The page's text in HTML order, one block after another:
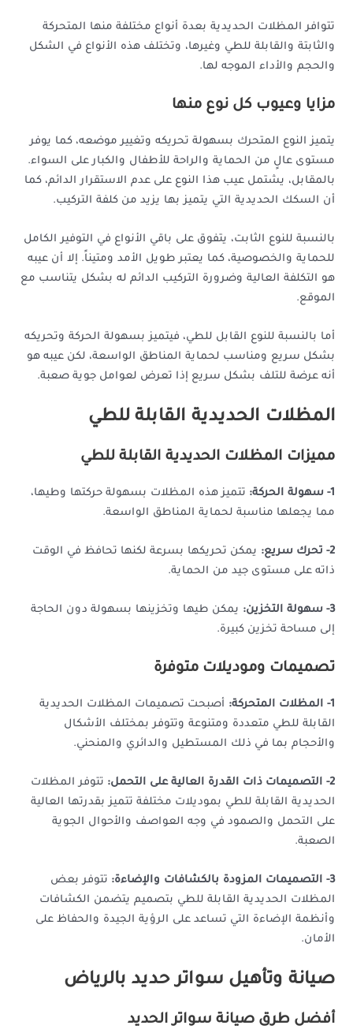
تتوافر المظلات الحديدية بعدة أنواع مختلفة منها المتحركة
والثابتة والقابلة للطي وغيرها، وتختلف هذه الأنواع في الشكل
والحجم والأداء الموجه لها.
مزايا وعيوب كل نوع منها
يتميز النوع المتحرك بسهولة تحريكه وتغيير موضعه، كما يوفر
مستوى عالٍ من الحماية والراحة للأطفال والكبار على السواء.
بالمقابل، يشتمل عيب هذا النوع على عدم الاستقرار الدائم، كما
أن السكك الحديدية التي يتميز بها يزيد من كلفة التركيب.
بالنسبة للنوع الثابت، يتفوق على باقي الأنواع في التوفير الكامل
للحماية والخصوصية، كما يعتبر طويل الأمد ومتيناً. إلا أن عيبه
هو التكلفة العالية وضرورة التركيب الدائم له بشكل يتناسب مع
الموقع.
أما بالنسبة للنوع القابل للطي، فيتميز بسهولة الحركة وتحريكه
بشكل سريع ومناسب لحماية المناطق الواسعة، لكن عيبه هو
أنه عرضة للتلف بشكل سريع إذا تعرض لعوامل جوية صعبة.
المظلات الحديدية القابلة للطي
مميزات المظلات الحديدية القابلة للطي
1- سهولة الحركة:
تتميز هذه المظلات بسهولة حركتها وطيها،
مما يجعلها مناسبة لحماية المناطق الواسعة.
2- تحرك سريع:
يمكن تحريكها بسرعة لكنها تحافظ في الوقت
ذاته على مستوى جيد من الحماية.
3- سهولة التخزين:
يمكن طيها وتخزينها بسهولة دون الحاجة
إلى مساحة تخزين كبيرة.
تصميمات وموديلات متوفرة
1- المظلات المتحركة:
أصبحت تصميمات المظلات الحديدية
القابلة للطي متعددة ومتنوعة وتتوفر بمختلف الأشكال
والأحجام بما في ذلك المستطيل والدائري والمنحني.
2- التصميمات ذات القدرة العالية على التحمل:
تتوفر المظلات
الحديدية القابلة للطي بموديلات مختلفة تتميز بقدرتها العالية
على التحمل والصمود في وجه العواصف والأحوال الجوية
الصعبة.
3- التصميمات المزودة بالكشافات والإضاءة:
تتوفر بعض
المظلات الحديدية القابلة للطي بتصميم يتضمن الكشافات
وأنظمة الإضاءة التي تساعد على الرؤية الجيدة والحفاظ على
الأمان.
صيانة وتأهيل سواتر حديد بالرياض
أفضل طرق صيانة سواتر الحديد